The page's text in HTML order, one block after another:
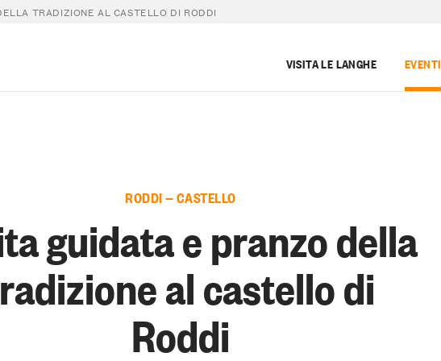
TRADIZIONE AL CASTELLO DI RODDI
VISITA LE LANGHE EVENTI
RODDI — CASTELLO
guidata e pranzo della
al castello di
Roddi